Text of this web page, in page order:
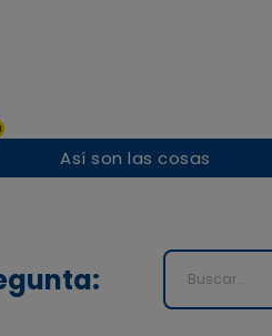
Así son las cosas